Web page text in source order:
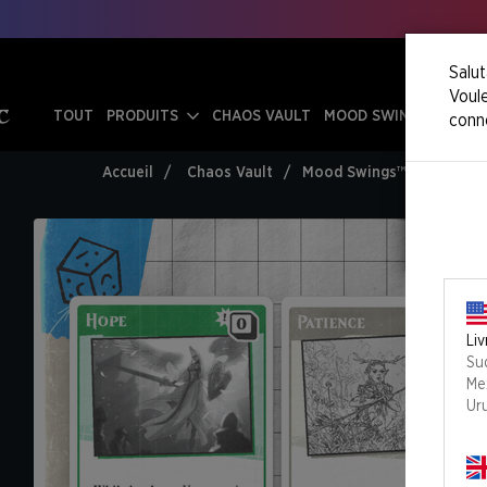
TOUT PRODUITS CHAOS VAULT MOOD SWINGS
Accueil Chaos Vault Mood Swings™ - 1st